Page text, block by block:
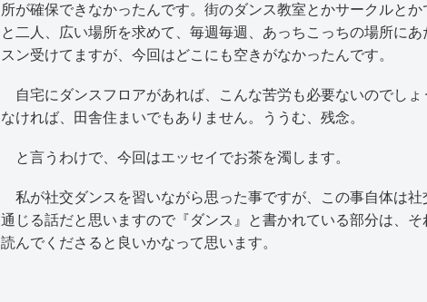
所が確保できなかったんです。街のダンス教室とかサークルと
と二人、広い場所を求めて、毎週毎週、あっちこっちの場所に
スン受けてますが、今回はどこにも空きがなかったんです。
自宅にダンスフロアがあれば、こんな苦労も必要ないのでし
なければ、田舎住まいでもありません。ううむ、残念。
と言うわけで、今回はエッセイでお茶を濁します。
私が社交ダンスを習いながら思った事ですが、この事自体は
通じる話だと思いますので『ダンス』と書かれている部分は、
読んでくださると良いかなって思います。